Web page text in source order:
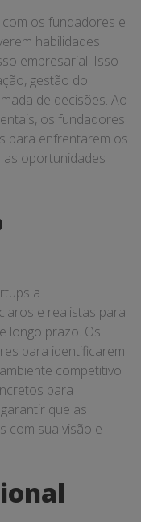
os fundadores e
habilidades
empresarial. Isso
gestão do
de decisões. Ao
os fundadores
para enfrentarem os
as oportunidades
a
e realistas para
longo prazo. Os
para identificarem
competitivo
para
que as
com sua visão e